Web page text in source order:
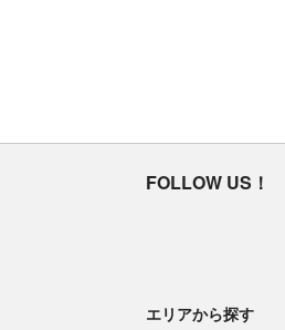
FOLLOW US！
エリアから探す